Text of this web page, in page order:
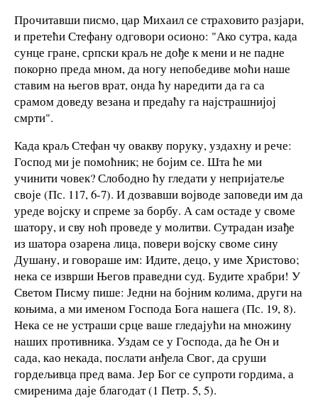
Прочитавши писмо, цар Михаил се страховито разјари,
и претећи Стефану одговори осионо: "Ако сутра, када
сунце гране, српски краљ не дође к мени и не падне
покорно преда мном, да ногу непобедиве моћи наше
ставим на његов врат, онда ћу наредити да га са
срамом доведу везана и предаћу га најстрашнијој
смрти".
Када краљ Стефан чу овакву поруку, уздахну и рече:
Господ ми је помоћник; не бојим се. Шта ће ми
учинити човек? Слободно ћу гледати у непријатеље
своје (Пс. 117, 6-7). И дозвавши војводе заповеди им да
уреде војску и спреме за борбу. А сам остаде у своме
шатору, и сву ноћ проведе у молитви. Сутрадан изађе
из шатора озарена лица, повери војску своме сину
Душану, и говораше им: Идите, децо, у име Христово;
нека се изврши Његов праведни суд. Будите храбри! У
Светом Писму пише: Једни на бојним колима, други на
коњима, а ми именом Господа Бога нашега (Пс. 19, 8).
Нека се не устраши срце ваше гледајући на множину
наших противника. Уздам се у Господа, да ће Он и
сада, као некада, послати анђела Свог, да сруши
гордељивца пред вама. Јер Бог се супроти гордима, а
смиренима даје благодат (1 Петр. 5, 5).